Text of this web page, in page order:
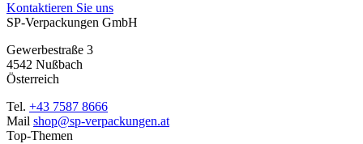
Kontaktieren Sie uns
SP-Verpackungen GmbH
Gewerbestraße 3
4542 Nußbach
Österreich
Tel. +43 7587 8666
Mail shop@sp-verpackungen.at
Top-Themen